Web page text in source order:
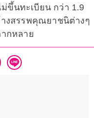
ม่ขึ้นทะเบียน กว่า 1.9
งสรรพคุณยาชนิต่างๆ
กหลาย